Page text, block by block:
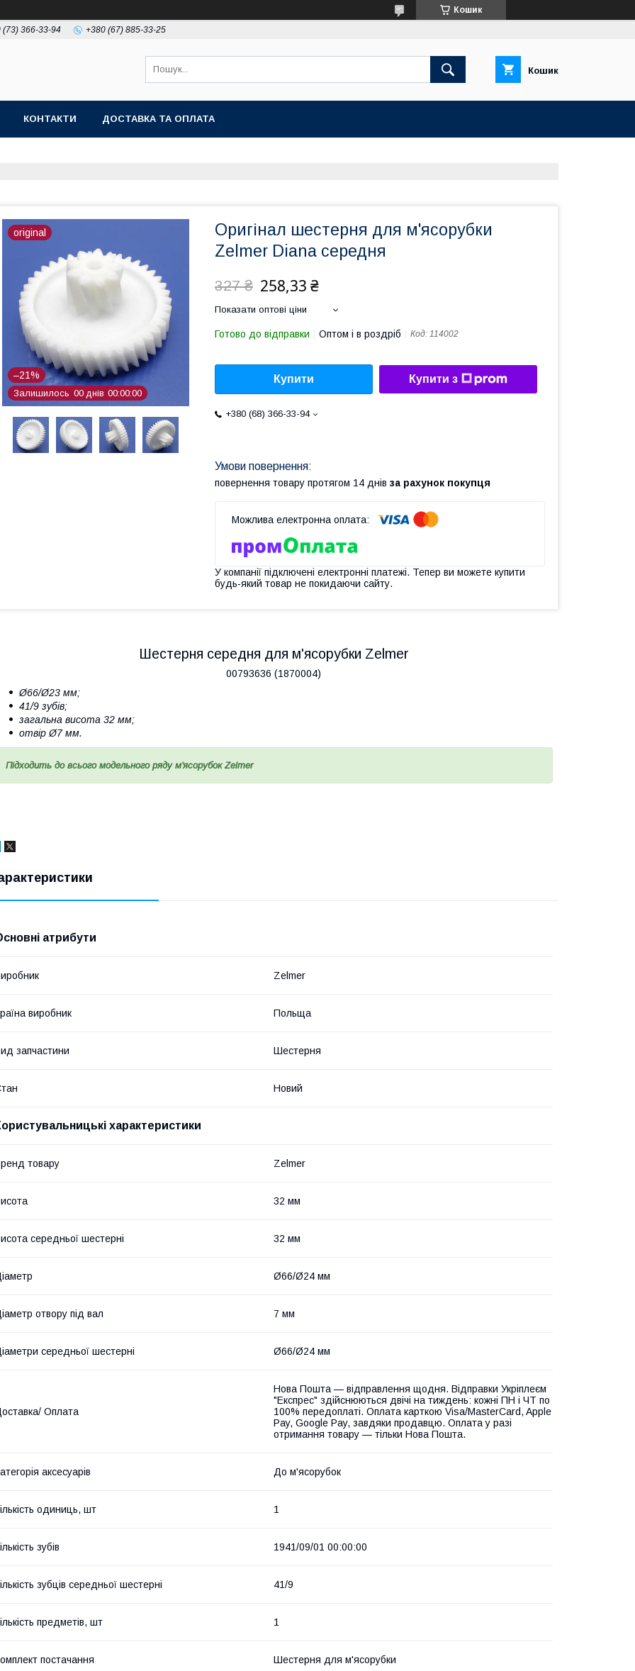
Кошик
(73) 366-33-94 +380 (67) 885-33-25
Кошик
КОНТАКТИ ДОСТАВКА ТА ОПЛАТА
original
–21%
Залишилось 00 днів 00 00 00
Оригінал шестерня для м'ясорубки
Zelmer Diana середня
327 ₴ 258,33 ₴
Показати оптові ціни
Готово до відправки Оптом і в роздріб Код: 114002
Купити Купити з
+380 (68) 366-33-94
повернення товару протягом 14 днів за рахунок покупця
У компанії підключені електронні платежі. Тепер ви можете купити
будь-який товар не покидаючи сайту.
Шестерня середня для м'ясорубки Zelmer
00793636 (1870004)
Ø66/Ø23 мм;
41/9 зубів;
загальна висота 32 мм;
отвір Ø7 мм.
Підходить до всього модельного ряду м'ясорубок Zelmer
атрибути
Zelmer
виробник Польща
запчастини Шестерня
Новий
характеристики
товару Zelmer
32 мм
середньої шестерні 32 мм
Ø66/Ø24 мм
отвору під вал 7 мм
середньої шестерні Ø66/Ø24 мм
Оплата
Нова Пошта — відправлення щодня. Відправки Укріплеєм
"Експрес" здійснюються двічі на тиждень: кожні ПН і ЧТ по
100% передоплаті. Оплата карткою Visa/MasterCard, Apple
Pay, Google Pay, завдяки продавцю. Оплата у разі
отримання товару — тільки Нова Пошта.
аксесуарів До м'ясорубок
одиниць, шт 1
зубів 1941/09/01 00:00:00
зубців середньої шестерні 41/9
предметів, шт 1
постачання Шестерня для м'ясорубки